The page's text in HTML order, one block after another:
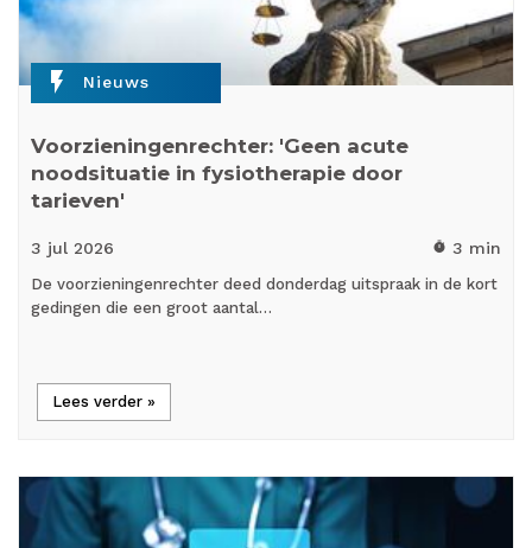
flash_on Nieuws
Voorzieningenrechter: 'Geen acute
noodsituatie in fysiotherapie door
tarieven'
3 jul 2026 timer 3 min
De voorzieningenrechter deed donderdag uitspraak in de kort
gedingen die een groot aantal…
Lees verder »